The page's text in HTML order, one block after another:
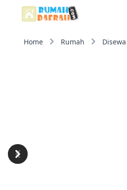
Home Rumah Disewa
Previous
Next